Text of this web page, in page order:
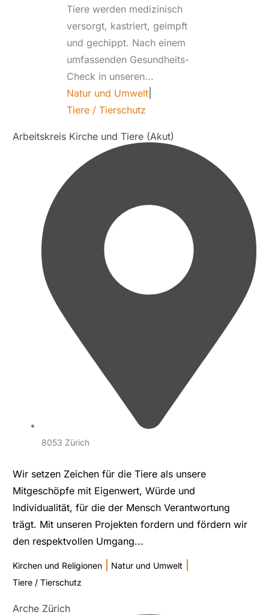
Tiere werden medizinisch
versorgt, kastriert, geimpft
und gechippt. Nach einem
umfassenden Gesundheits-
Check in unseren...
Natur und Umwelt
Tiere / Tierschutz
Arbeitskreis Kirche und Tiere (Akut)
8053 Zürich
Wir setzen Zeichen für die Tiere als unsere
Mitgeschöpfe mit Eigenwert, Würde und
Individualität, für die der Mensch Verantwortung
trägt. Mit unseren Projekten fordern und fördern wir
den respektvollen Umgang...
Kirchen und Religionen Natur und Umwelt
Tiere / Tierschutz
Arche Zürich